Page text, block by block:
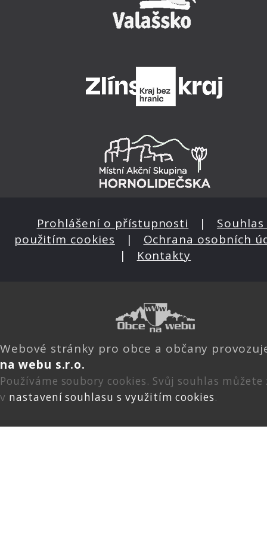
Prohlášení o přístupnosti | Souhlas
použitím cookies | Ochrana osobních
| Kontakty
Webové stránky pro obce a občany
na webu s.r.o.
Používáme soubory cookies. Svůj souhlas
v nastavení souhlasu s využitím cookies.